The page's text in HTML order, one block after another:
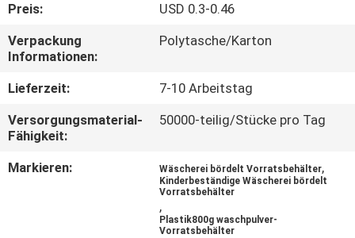
TRETEN
SIE
MIT
UNS
IN
VERBINDUNG
Preis:
USD 0.3-0.46
Verpackung
Informationen:
Polytasche/Karton
Lieferzeit:
7-10 Arbeitstag
Versorgungsmaterial-
Fähigkeit:
50000-teilig/Stücke pro Tag
Markieren: Wäscherei bördelt Vorratsbehälter,
Kinderbeständige Wäscherei bördelt
Vorratsbehälter
,
Plastik800g waschpulver-
Vorratsbehälter